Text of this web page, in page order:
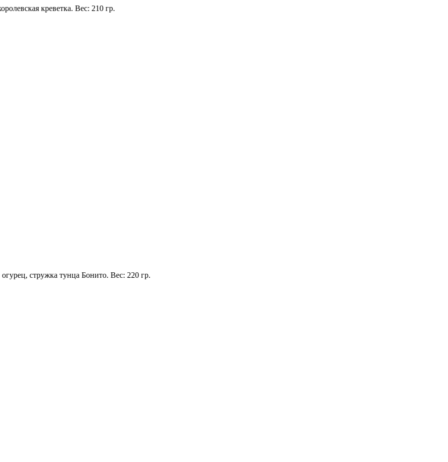
креветка. Вес: 210 гр.
стружка тунца Бонито. Вес: 220 гр.